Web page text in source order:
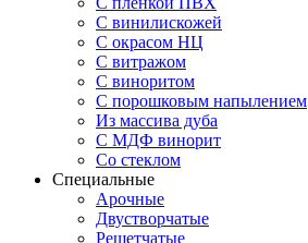
С винилискожей
С окрасом НЦ
С витражом
С виноритом
С порошковым напылением
Из массива дуба
С МДФ винорит
Со стеклом
Специальные
Арочные
Двустворчатые
Решетчатые